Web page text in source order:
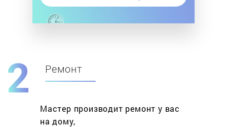
Ремонт
Мастер производит ремонт у вас
на дому,